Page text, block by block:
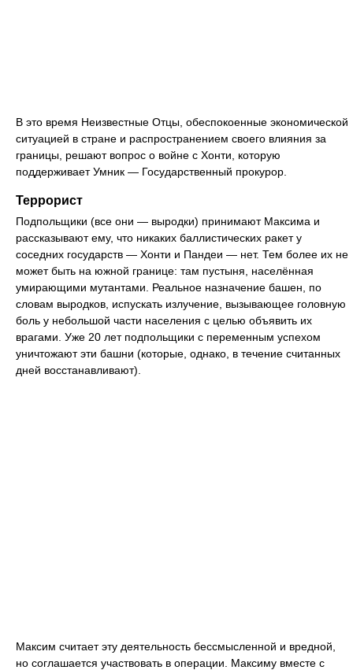
В это время Неизвестные Отцы, обеспокоенные экономической
ситуацией в стране и распространением своего влияния за
границы, решают вопрос о войне с Хонти, которую
поддерживает Умник — Государственный прокурор.
Террорист
Подпольщики (все они — выродки) принимают Максима и
рассказывают ему, что никаких баллистических ракет у
соседних государств — Хонти и Пандеи — нет. Тем более их не
может быть на южной границе: там пустыня, населённая
умирающими мутантами. Реальное назначение башен, по
словам выродков, испускать излучение, вызывающее головную
боль у небольшой части населения с целью объявить их
врагами. Уже 20 лет подпольщики с переменным успехом
уничтожают эти башни (которые, однако, в течение считанных
дней восстанавливают).
Максим считает эту деятельность бессмысленной и вредной,
но соглашается участвовать в операции. Максиму вместе с